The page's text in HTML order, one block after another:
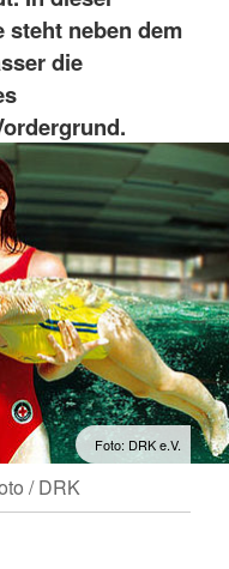
steht neben dem
die
Foto: DRK e.V.
/ DRK